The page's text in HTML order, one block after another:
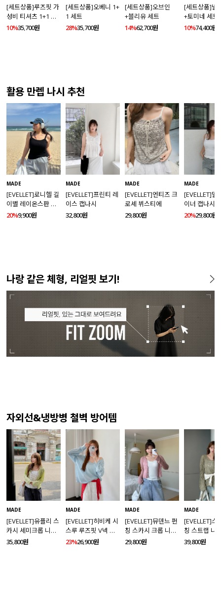
[세트상품]루즈핏 가
성비 티셔츠 1+1 세
트
10%35,700원
[세트상품]오베니 1+
1 세트
28%35,700원
[세트상품]오브인
+블리유 세트
14%62,700원
[세트상품]넬
+토미네 세트
10%74,400원
활용 만렙 나시 추천
MADE
[EVELLET]로니헬 길
이별 레이온스판 끈
나시
20%9,900원
MADE
[EVELLET]프린티 레
이스 캡나시
32,800원
MADE
[EVELLET]엔티즈 크
로셰 뷔스티에
29,800원
MADE
[EVELLET]델
이너 캡나시
20%29,800원
나랑 같은 체형, 리얼핏 보기!
자외선&냉방병 철벽 방어템
MADE
[EVELLET]유플리 스
카시 세미크롭 니트
가디건
35,800원
MADE
[EVELLET]히비케 시
스루 루즈핏 V넥 니
트
23%26,900원
MADE
[EVELLET]뮤덴느 펀
칭 스카시 크롭 니트
가디건
29,800원
MADE
[EVELLET]스
칭 스트랩 니
39,800원